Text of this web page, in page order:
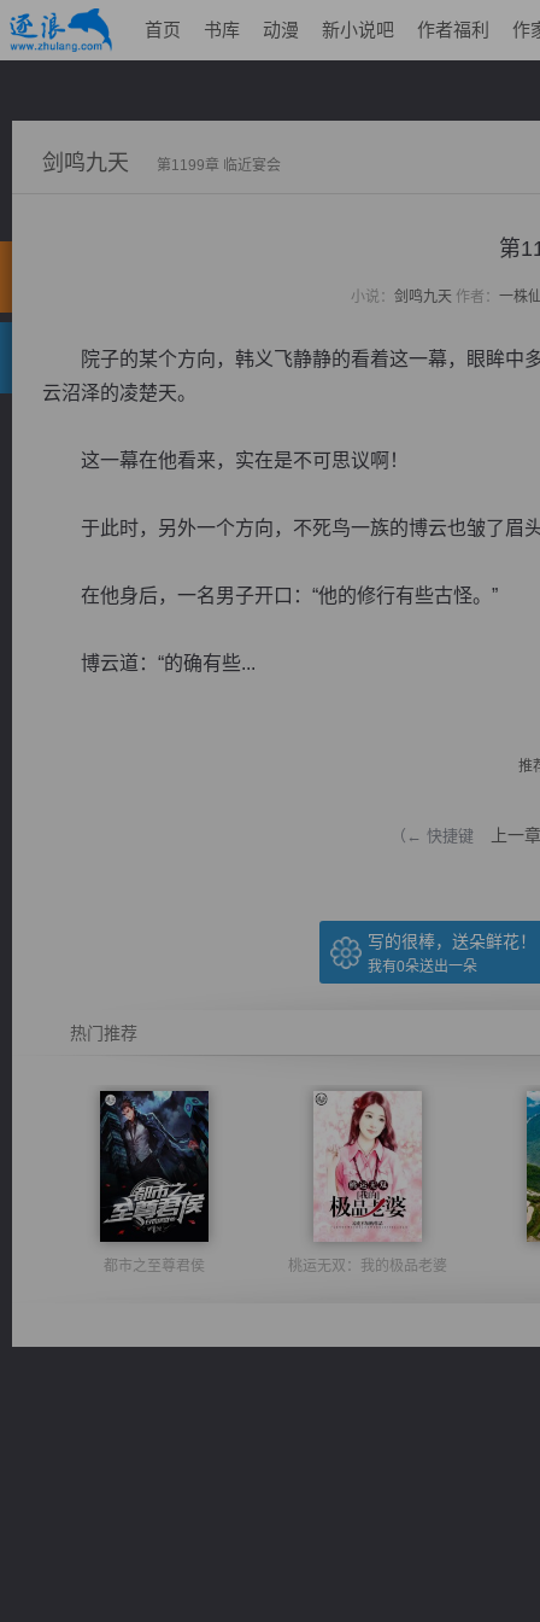
首页 书库 动漫 新小说吧 作者福利 作
剑鸣九天 第1199章 临近宴会
第
小说： 剑鸣九天 作者： 一株
院子的某个方向，韩义飞静静的看着这一幕，眼眸中
云沼泽的凌楚天。
这一幕在他看来，实在是不可思议啊！
于此时，另外一个方向，不死鸟一族的博云也皱了眉
在他身后，一名男子开口：“他的修行有些古怪。”
博云道：“的确有些...
推
（← 快捷键 上一章
写的很棒，送朵鲜花！
我有0朵送出一朵
热门推荐
都市之至尊君侯 桃运无双：我的极品老婆